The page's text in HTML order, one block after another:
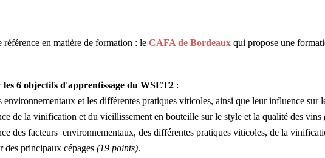
en matière de formation : le CAFA de Bordeaux qui propose une
les 6 objectifs d'apprentissage du WSET2 :
environnementaux et les différentes pratiques viticoles, ainsi que leur influence sur
de la vinification et du vieillissement en bouteille sur le style et la qualité des vins
des facteurs environnementaux, des différentes pratiques viticoles, de la
des principaux cépages(19 points).